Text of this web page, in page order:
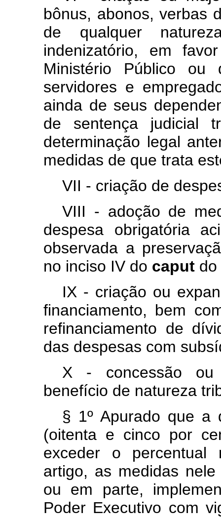
bônus, abonos, verbas
de qualquer
indenizatório, em
Ministério Público
servidores e
ainda de seus
de sentença judicial
determinação legal
medidas de que trata
VII - criação de
VIII - adoção de
despesa obrigatória
observada a
no inciso IV do caput do
IX - criação ou
financiamento, bem
refinanciamento de
das despesas com
X - concessão ou
benefício de natureza
§ 1º Apurado que a
(oitenta e cinco por
exceder o
artigo, as medidas
ou em parte,
Poder Executivo com